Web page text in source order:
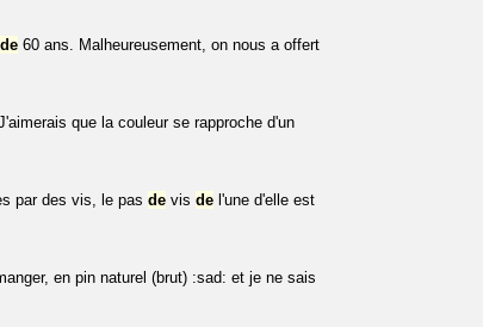
de 60 ans. Malheureusement, on nous a offert
que la couleur se rapproche d'un
par des vis, le pas de vis de l'une d'elle est
en pin naturel (brut) :sad: et je ne sais